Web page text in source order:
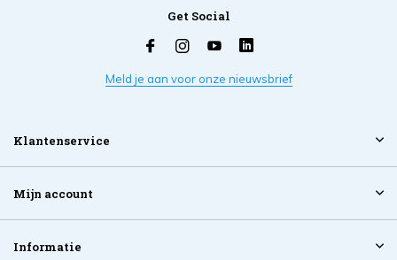
Get Social
Meld je aan voor onze nieuwsbrief
Klantenservice
Mijn account
Informatie